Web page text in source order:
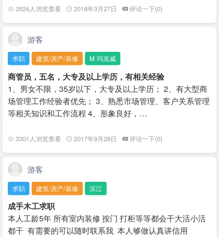
3524人浏览查看 2018年3月27日 评论一下(0)
游客
求职 建筑/房产/装修 M 玛克威
商管员，五名，大专及以上学历，有相关经验
1、男女不限，35岁以下，大专及以上学历； 2、有大型商
场管理工作经验者优先； 3、熟悉市场管理、客户关系管理
等相关知识和工作流程 4、形象良好，…
3301人浏览查看 2017年9月28日 评论一下(0)
游客
求职 建筑/房产/装修 滨江
成手木工求职
本人工龄5年 所有室内装修 按门 打柜等等都会干大活小活
都干 有需要的可以随时联系我 本人够做认真讲信用